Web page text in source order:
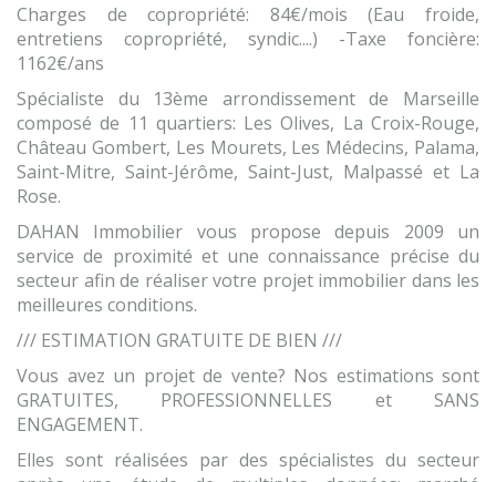
Charges de copropriété: 84€/mois (Eau froide,
entretiens copropriété, syndic....) -Taxe foncière:
1162€/ans
Spécialiste du 13ème arrondissement de Marseille
composé de 11 quartiers: Les Olives, La Croix-Rouge,
Château Gombert, Les Mourets, Les Médecins, Palama,
Saint-Mitre, Saint-Jérôme, Saint-Just, Malpassé et La
Rose.
DAHAN Immobilier vous propose depuis 2009 un
service de proximité et une connaissance précise du
secteur afin de réaliser votre projet immobilier dans les
meilleures conditions.
/// ESTIMATION GRATUITE DE BIEN ///
Vous avez un projet de vente? Nos estimations sont
GRATUITES, PROFESSIONNELLES et SANS
ENGAGEMENT.
Elles sont réalisées par des spécialistes du secteur